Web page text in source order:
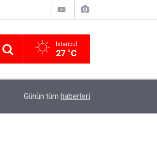
İstanbul
27 °C
Nevşin Mengü kötü haberi verdi! Üstünlük AK
Günün tüm haberleri